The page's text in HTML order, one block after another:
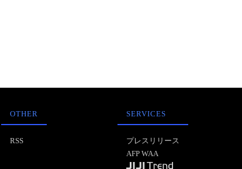
OTHER
RSS
SERVICES
プレスリリース
AFP WAA